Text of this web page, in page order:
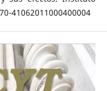
41062011000400004